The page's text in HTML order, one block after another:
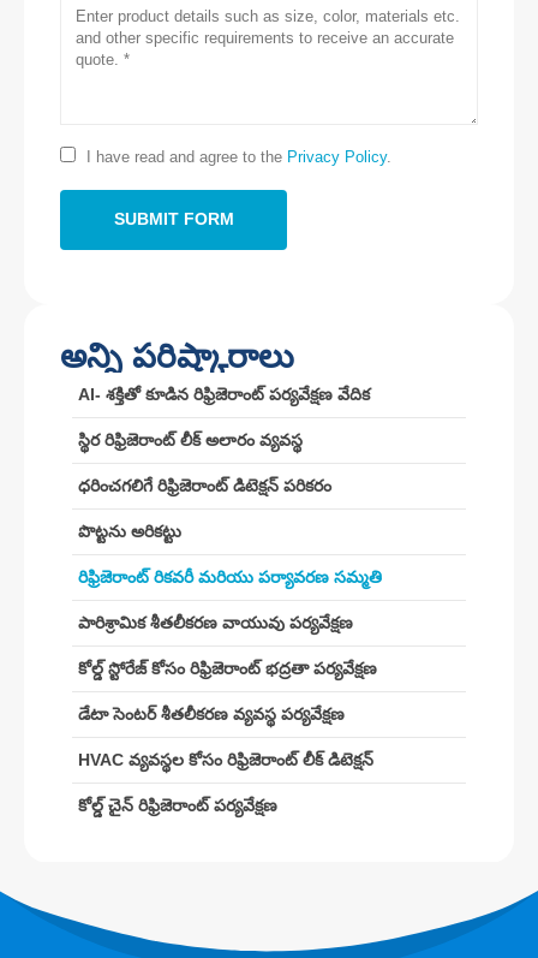
అన్ని పరిష్కారాలు
AI- శక్తితో కూడిన రిఫ్రిజెరాంట్ పర్యవేక్షణ వేదిక
స్థిర రిఫ్రిజెరాంట్ లీక్ అలారం వ్యవస్థ
ధరించగలిగే రిఫ్రిజెరాంట్ డిటెక్షన్ పరికరం
పొట్టను అరికట్టు
రిఫ్రిజెరాంట్ రికవరీ మరియు పర్యావరణ సమ్మతి
పారిశ్రామిక శీతలీకరణ వాయువు పర్యవేక్షణ
కోల్డ్ స్టోరేజ్ కోసం రిఫ్రిజెరాంట్ భద్రతా పర్యవేక్షణ
డేటా సెంటర్ శీతలీకరణ వ్యవస్థ పర్యవేక్షణ
HVAC వ్యవస్థల కోసం రిఫ్రిజెరాంట్ లీక్ డిటెక్షన్
కోల్డ్ చైన్ రిఫ్రిజెరాంట్ పర్యవేక్షణ
I have read and agree to the Privacy Policy.
చిరునామా: నెం .299 జిన్సుయో రోడ్, నేషనల్ హైటెక్ జోన్, జెంగ్జౌ
0086-371-67169097
వాట్సాప్: + 8618595618735
: 18569903598
వెచాట్ వాట్సాప్
హాట్ ప్రొడక్ట్స్
R290 సెన్సార్
R32 సెన్సార్
R410 సెన్సార్
R454B సెన్సార్
మా పరిష్కారం
HVAC వ్యవస్థల కోసం రిఫ్రిజెరాంట్ లీక్
కోల్డ్ చైన్ రిఫ్రిజెరాంట్ పర్యవేక్షణ
డేటా సెంటర్ శీతలీకరణ వ్యవస్థ పర్యవేక్షణ
పారిశ్రామిక శీతలీకరణ వాయువు పర్యవేక్షణ
మరింత చూడండి